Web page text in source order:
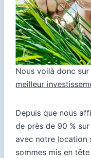
Nous voilà donc
meilleur
Depuis que nous
de près de 90 %
avec notre location
sommes mis en